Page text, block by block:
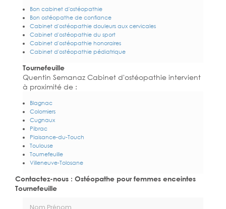
Bon cabinet d'ostéopathie
Bon ostéopathe de confiance
Cabinet d'ostéopathie douleurs aux cervicales
Cabinet d'ostéopathie du sport
Cabinet d'ostéopathie honoraires
Cabinet d'ostéopathie pédiatrique
Tournefeuille
Quentin Semanaz Cabinet d'ostéopathie intervient
à proximité de :
Blagnac
Colomiers
Cugnaux
Pibrac
Plaisance-du-Touch
Toulouse
Tournefeuille
Villeneuve-Tolosane
Contactez-nous : Ostéopathe pour femmes enceintes
Tournefeuille